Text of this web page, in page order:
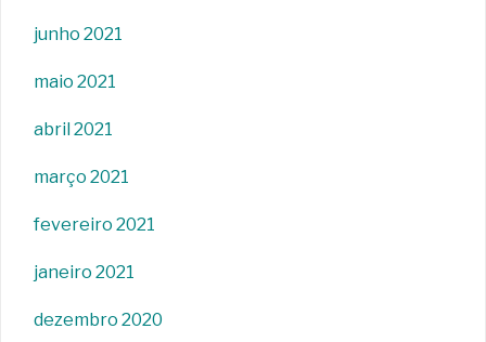
junho 2021
maio 2021
abril 2021
março 2021
fevereiro 2021
janeiro 2021
dezembro 2020